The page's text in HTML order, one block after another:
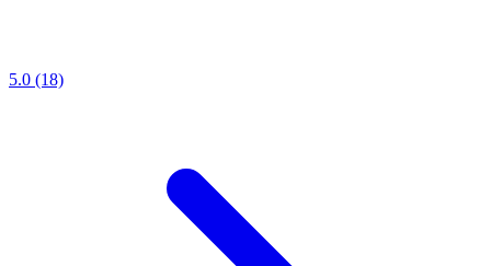
5.0 (18)